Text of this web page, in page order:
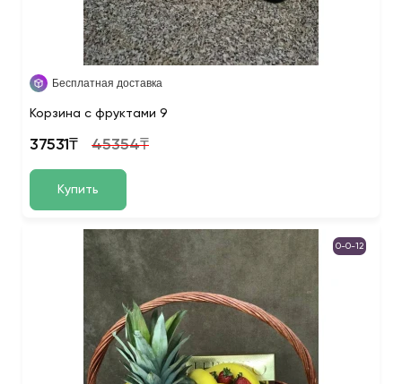
Бесплатная доставка
Корзина с фруктами 9
37531₸ 45354₸
Купить
0-0-12